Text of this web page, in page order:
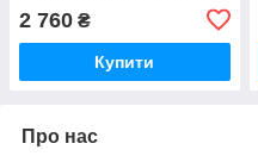
2 760 ₴
Купити
Про нас